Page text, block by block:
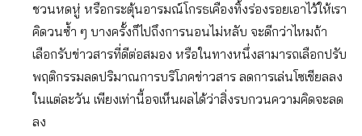
ชวนหดหู่ หรือกระตุ้นอารมณ์โกรธเคืองทิ้งร่องรอยเอาไว้ให้เรา
คิดวนซ้ำ ๆ บางครั้งก็ไปถึงการนอนไม่หลับ จะดีกว่าไหมถ้า
เลือกรับข่าวสารที่ดีต่อสมอง หรือในทางหนึ่งสามารถเลือกปรับ
พฤติกรรมลดปริมาณการบริโภคข่าวสาร ลดการเล่นโซเชียลลง
ในแต่ละวัน เพียงเท่านี้อจเห็นผลได้ว่าสิ่งรบกวนความคิดจะลด
ลง